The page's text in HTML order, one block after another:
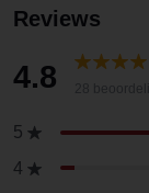
Reviews
4.8
5
4